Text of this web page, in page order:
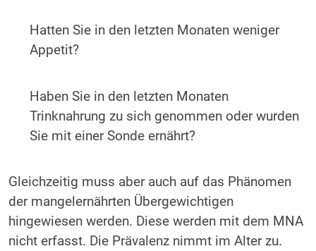
Hatten Sie in den letzten Monaten weniger
Appetit?
Haben Sie in den letzten Monaten
Trinknahrung zu sich genommen oder wurden
Sie mit einer Sonde ernährt?
Gleichzeitig muss aber auch auf das Phänomen
der mangelernährten Übergewichtigen
hingewiesen werden. Diese werden mit dem MNA
nicht erfasst. Die Prävalenz nimmt im Alter zu.